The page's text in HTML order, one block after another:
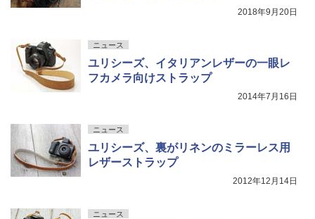
2018年9月20日
ニュース
ユリシーズ、イタリアンレザーの一眼レ
フカメラ向けストラップ
2014年7月16日
ニュース
ユリシーズ、裏がリネンのミラーレス用
レザーストラップ
2012年12月14日
ニュース